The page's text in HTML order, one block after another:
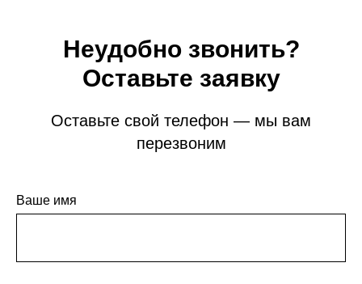
Неудобно звонить?
Оставьте заявку
Оставьте свой телефон — мы вам
перезвоним
Ваше имя